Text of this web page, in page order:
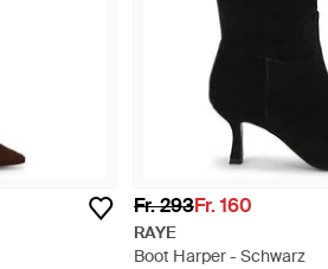
Fr. 293Fr. 160
RAYE
Boot Harper - Schwarz